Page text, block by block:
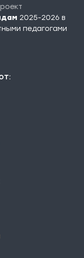
2025-2026 в
педагогами